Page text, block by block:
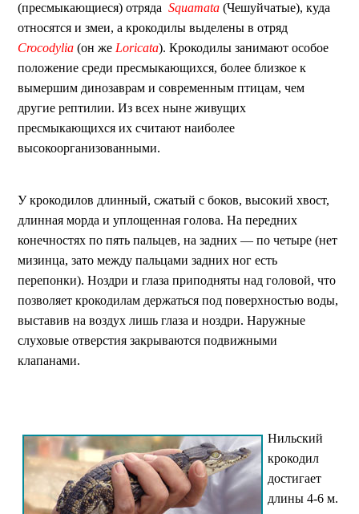
(пресмыкающиеся) отряда Squamata (Чешуйчатые), куда
относятся и змеи, а крокодилы выделены в отряд
Crocodylia (он же Loricata). Крокодилы занимают особое
положение среди пресмыкающихся, более близкое к
вымершим динозаврам и современным птицам, чем
другие рептилии. Из всех ныне живущих
пресмыкающихся их считают наиболее
высокоорганизованными.
У крокодилов длинный, сжатый с боков, высокий хвост,
длинная морда и уплощенная голова. На передних
конечностях по пять пальцев, на задних — по четыре (нет
мизинца, зато между пальцами задних ног есть
перепонки). Ноздри и глаза приподняты над головой, что
позволяет крокодилам держаться под поверхностью воды,
выставив на воздух лишь глаза и ноздри. Наружные
слуховые отверстия закрываются подвижными
клапанами.
Нильский
крокодил
достигает
длины 4-6 м.